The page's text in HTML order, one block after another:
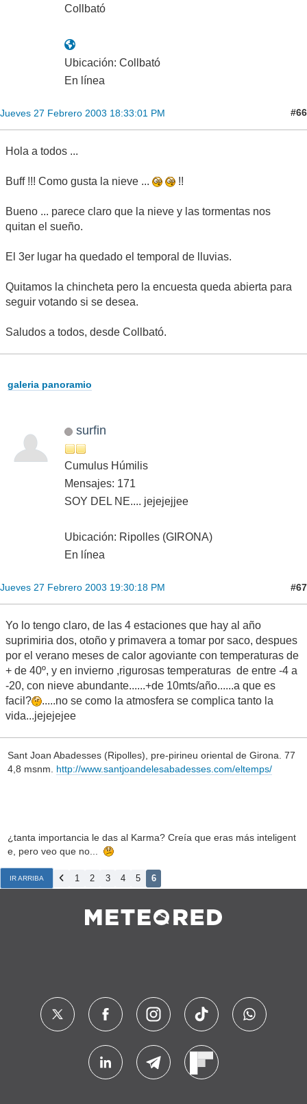
Collbató
Ubicación: Collbató
En línea
Jueves 27 Febrero 2003 18:33:01 PM #66
Hola a todos ...
Buff !!! Como gusta la nieve ... !!
Bueno ... parece claro que la nieve y las tormentas nos
quitan el sueño.
El 3er lugar ha quedado el temporal de lluvias.
Quitamos la chincheta pero la encuesta queda abierta para
seguir votando si se desea.
Saludos a todos, desde Collbató.
galeria panoramio
surfin
Cumulus Húmilis
Mensajes: 171
SOY DEL NE.... jejejejjee
Ubicación: Ripolles (GIRONA)
En línea
Jueves 27 Febrero 2003 19:30:18 PM #67
Yo lo tengo claro, de las 4 estaciones que hay al año
suprimiria dos, otoño y primavera a tomar por saco, despues
por el verano meses de calor agoviante con temperaturas de
+ de 40º, y en invierno ,rigurosas temperaturas de entre -4 a
-20, con nieve abundante......+de 10mts/año......a que es
facil?
.....no se como la atmosfera se complica tanto la
vida...jejejejee
Sant Joan Abadesses (Ripolles), pre-pirineu oriental de Girona. 77
4,8 msnm. http://www.santjoandelesabadesses.com/eltemps/
¿tanta importancia le das al Karma? Creía que eras más inteligent
e, pero veo que no...
IR ARRIBA 1 2 3 4 5 6